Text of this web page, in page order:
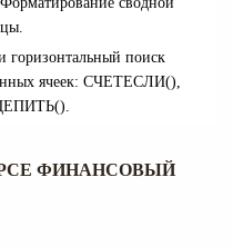
горизонтальный поиск
ячеек: СЧЕТЕСЛИ(),
ФИНАНСОВЫЙ